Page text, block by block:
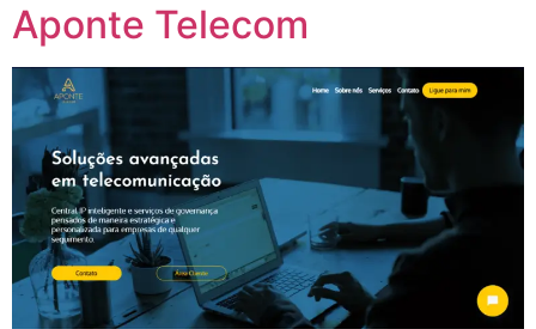
Aponte Telecom